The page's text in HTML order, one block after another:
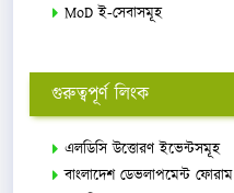
MoD ই-সেবাসমূহ
গুরুত্বপূর্ণ লিংক
এলডিসি উত্তোরণ ইভেন্টসমূহ
বাংলাদেশ ডেভলাপমেন্ট ফোরাম